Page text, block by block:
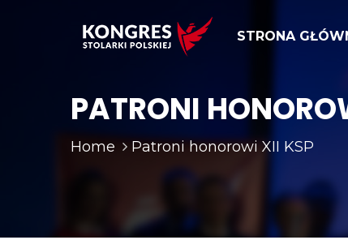
STRONA
PATRONI
Home Patroni honorowi XII KSP